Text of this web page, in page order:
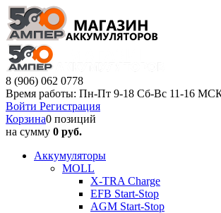
8 (906) 062 0778
Время работы: Пн-Пт 9-18 Сб-Вс 11-16
Войти Регистрация
Корзина0 позиций
на сумму 0 руб.
Аккумуляторы
MOLL
X-TRA Charge
EFB Start-Stop
AGM Start-Stop